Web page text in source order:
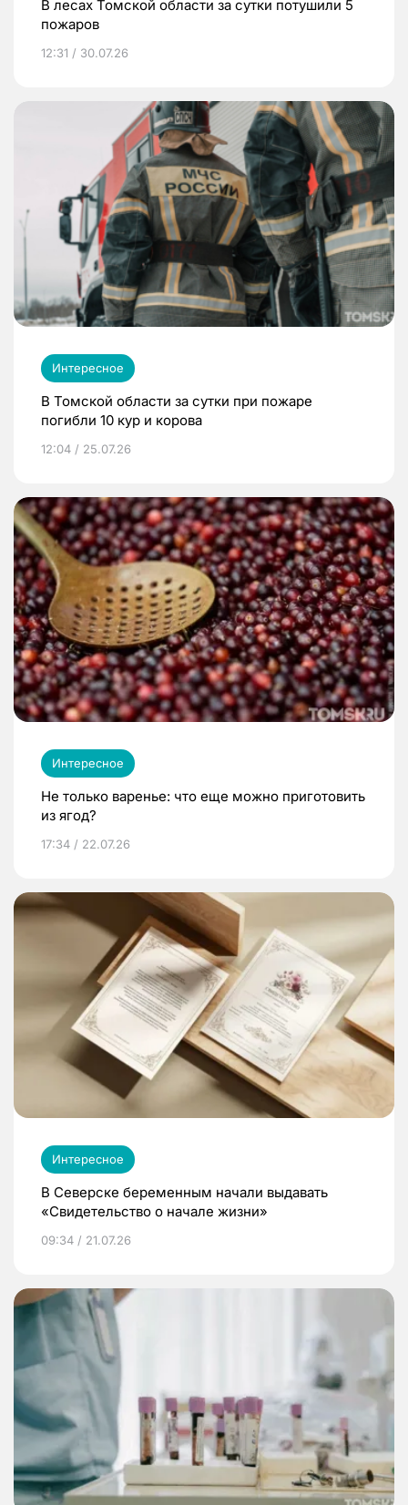
В лесах Томской области за сутки потушили 5
пожаров
12:31 / 30.07.26
Интересное
В Томской области за сутки при пожаре
погибли 10 кур и корова
12:04 / 25.07.26
Интересное
Не только варенье: что еще можно приготовить
из ягод?
17:34 / 22.07.26
Интересное
В Северске беременным начали выдавать
«Свидетельство о начале жизни»
09:34 / 21.07.26